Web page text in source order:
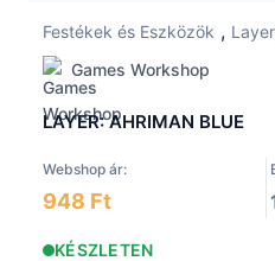
Festékek és Eszközök , Layer
Games Workshop
LAYER: AHRIMAN BLUE
Webshop ár:
948 Ft
KÉSZLETEN